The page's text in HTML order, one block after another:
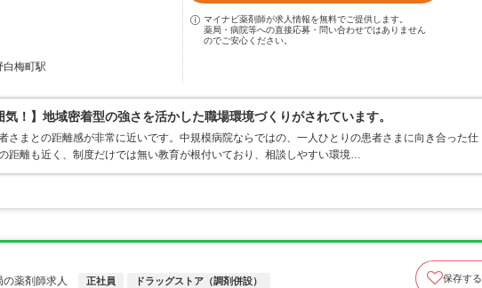
白梅町駅
マイナビ薬剤師が求人情報を無料でご提供します。
薬局・病院等への直接応募・問い合わせではありません
のでご安心ください。
気！】地域密着型の強さを活かした職場環境づくりがされています。
さまとの距離感が非常に近いです。中規模病院ならではの、一人ひとりの患者さまに向き合った仕
距離も近く、制度だけでは無い教育が根付いており、相談しやすい環境…
薬剤師求人
正社員 ドラッグストア（調剤併設） 保存する